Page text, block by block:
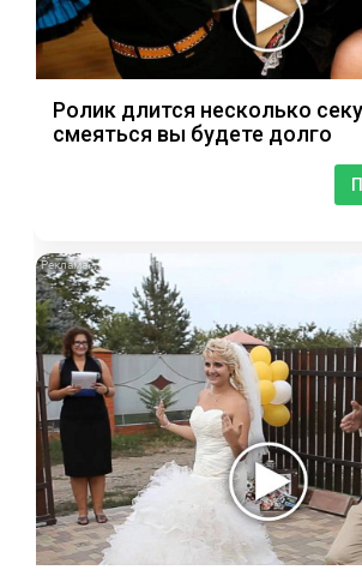
Ролик длится несколько
смеяться вы будете долго